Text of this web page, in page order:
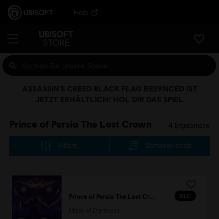
Help
Prince of Persia The Lost Crown 4 Ergebnisse
Filtern Sortieren nach
DLC